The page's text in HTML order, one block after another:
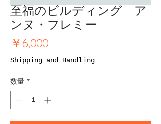
至福のビルディング ア
ンヌ・フレミー
￥6,000価
格
Shipping and Handling
数量 *